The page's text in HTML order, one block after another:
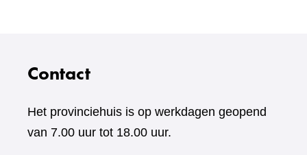
Contact
Het provinciehuis is op werkdagen geopend
van 7.00 uur tot 18.00 uur.